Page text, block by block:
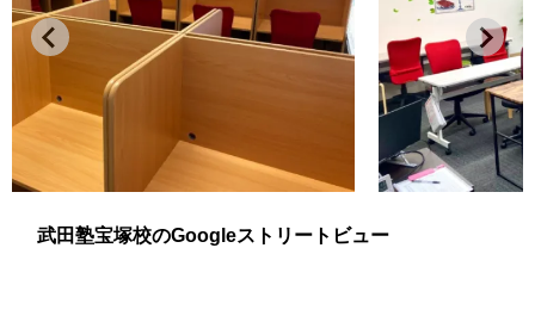
武田塾宝塚校のGoogleストリートビュー